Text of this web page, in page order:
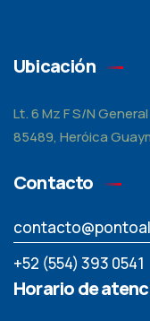
Ubicación
Lt. 6 Mz F S/N
85489, Heróica
Contacto
+52 (554) 393 0541
Horario de